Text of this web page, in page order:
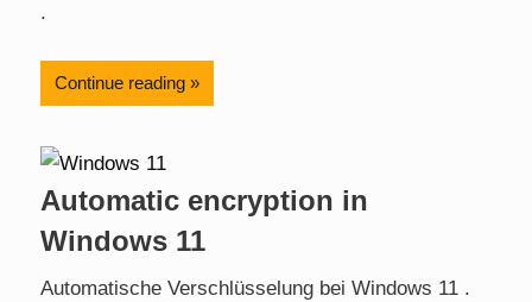
.
Continue reading
Automatic encryption in
Windows 11
Automatische Verschlüsselung bei Windows 11 .